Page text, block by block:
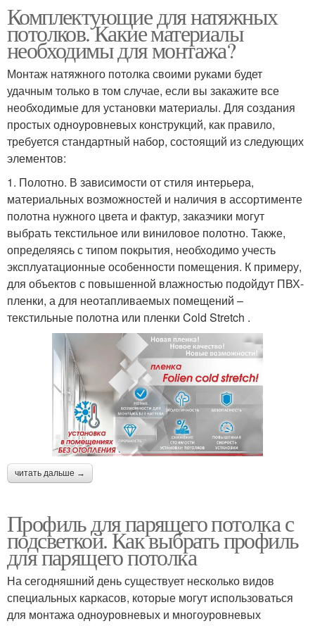
Комплектующие для натяжных
потолков. Какие материалы
необходимы для монтажа?
Монтаж натяжного потолка своими руками будет
удачным только в том случае, если вы закажите все
необходимые для установки материалы. Для создания
простых одноуровневых конструкций, как правило,
требуется стандартный набор, состоящий из следующих
элементов:
1. Полотно. В зависимости от стиля интерьера,
материальных возможностей и наличия в ассортименте
полотна нужного цвета и фактур, заказчики могут
выбрать текстильное или виниловое полотно. Также,
определяясь с типом покрытия, необходимо учесть
эксплуатационные особенности помещения. К примеру,
для объектов с повышенной влажностью подойдут ПВХ-
пленки, а для неотапливаемых помещений –
текстильные полотна или пленки Cold Stretch .
читать дальше →
Профиль для парящего потолка с
подсветкой. Как выбрать профиль
для парящего потолка
На сегодняшний день существует несколько видов
специальных каркасов, которые могут использоваться
для монтажа одноуровневых и многоуровневых